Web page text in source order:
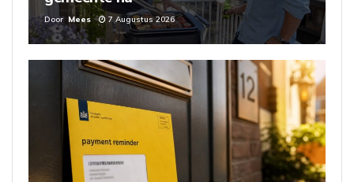
Door Mees 7 Augustus 2026